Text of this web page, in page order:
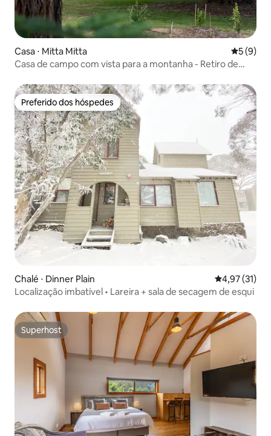
Casa ⋅ Mitta Mitta 5 de
5 (9)
Casa de campo com vista para a montanha - Retiro de
Preferido dos hóspedes
Preferido dos hóspedes
Chalé ⋅ Dinner Plain 4,97 de uma
4,97 (31)
Localização imbatível • Lareira + sala de secagem de esqui
Superhost
Superhost